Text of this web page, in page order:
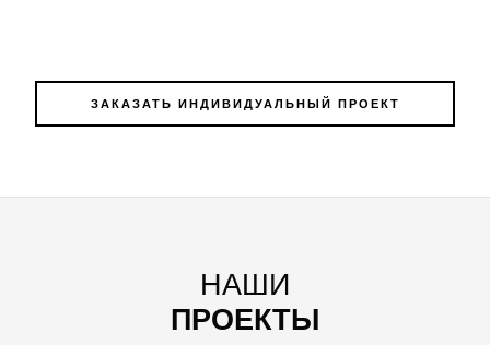
ЗАКАЗАТЬ ИНДИВИДУАЛЬНЫЙ ПРОЕКТ
НАШИ
ПРОЕКТЫ